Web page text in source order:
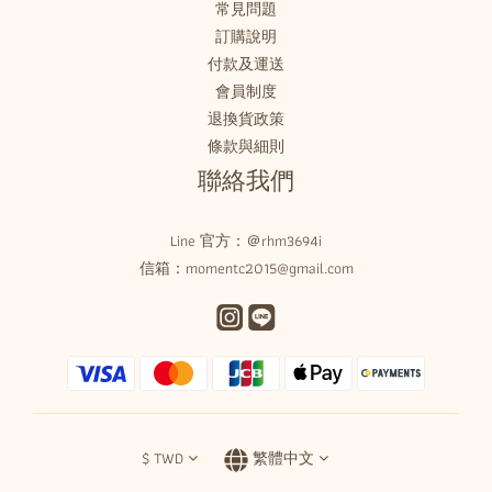
常見問題
訂購說明
付款及運送
會員制度
退換貨政策
條款與細則
聯絡我們
Line 官方： ＠rhm3694i
信箱：momentc2015@gmail.com
$TWD 繁體中文